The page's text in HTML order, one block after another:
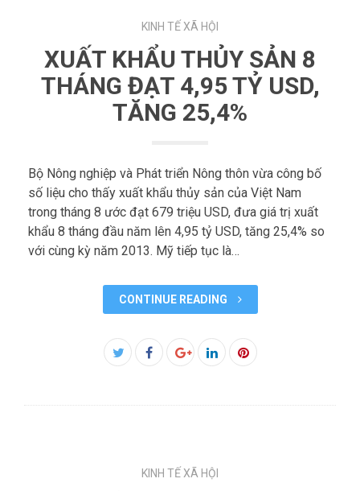
KINH TẾ XÃ HỘI
XUẤT KHẨU THỦY SẢN 8
THÁNG ĐẠT 4,95 TỶ USD,
TĂNG 25,4%
Bộ Nông nghiệp và Phát triển Nông thôn vừa công bố
số liệu cho thấy xuất khẩu thủy sản của Việt Nam
trong tháng 8 ước đạt 679 triệu USD, đưa giá trị xuất
khẩu 8 tháng đầu năm lên 4,95 tỷ USD, tăng 25,4% so
với cùng kỳ năm 2013. Mỹ tiếp tục là…
CONTINUE READING
Facebook
KINH TẾ XÃ HỘI